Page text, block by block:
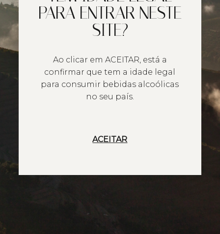
PARA ENTRAR NESTE
SITE?
Ao clicar em ACEITAR, está a
confirmar que tem a idade legal
para consumir bebidas alcoólicas
no seu país.
ACEITAR